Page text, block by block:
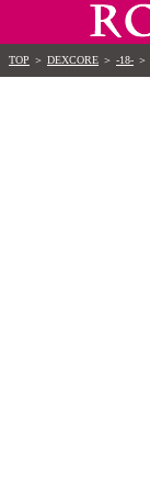
TOP ＞ DEXCORE ＞ -18- ＞